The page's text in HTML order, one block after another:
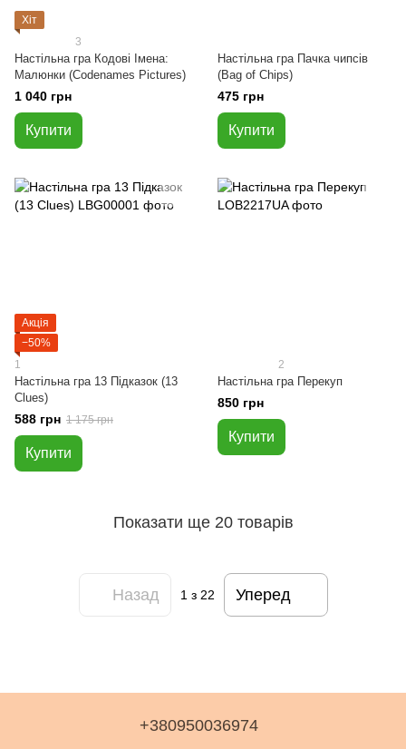
Хіт
3
Настільна гра Кодові Імена:
Малюнки (Codenames Pictures)
1 040 грн
Купити
Настільна гра Пачка чипсів
(Bag of Chips)
475 грн
Купити
Акція
−50%
1
Настільна гра 13 Підказок (13
Clues)
588 грн 1 175 грн
Купити
2
Настільна гра Перекуп
850 грн
Купити
Показати ще 20 товарів
Назад 1 з 22 Уперед
+380950036974